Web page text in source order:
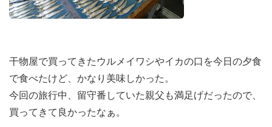
干物屋で買ってきたウルメイワシやイカの口を今日の夕食
で食べたけど、かなり美味しかった。
今回の旅行中、留守番していた親父も満足げだったので、
買ってきて良かったなぁ。